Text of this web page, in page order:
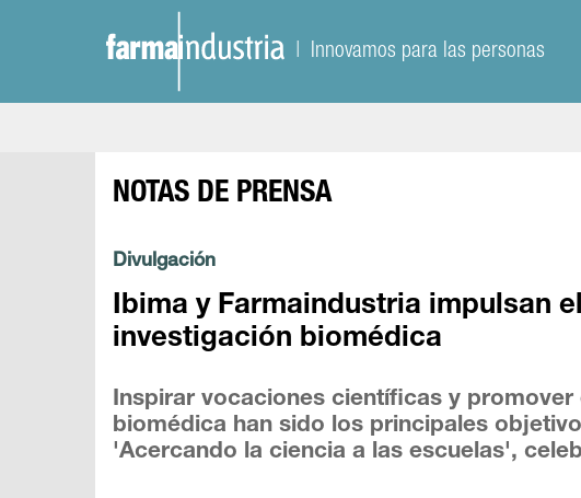
| Innovamos para las personas
NOTAS DE PRENSA
Divulgación
Ibima y Farmaindustria impulsan
investigación biomédica
Inspirar vocaciones científicas y
biomédica han sido los principales
'Acercando la ciencia a las escuelas',